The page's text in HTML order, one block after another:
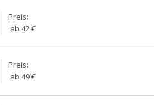
Preis:
ab 42 €
Preis:
ab 49 €